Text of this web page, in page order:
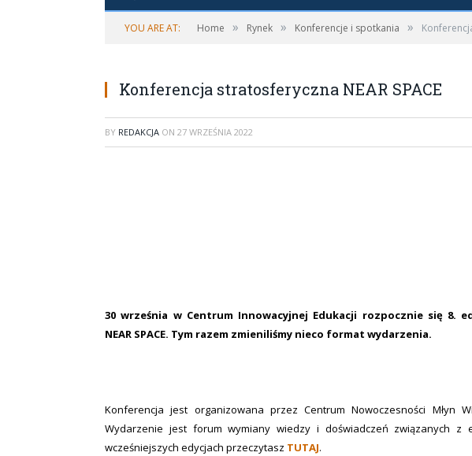
YOU ARE AT: Home » Rynek » Konferencje i spotkania »
Konferencja stratosferyczna NEAR SPACE
BY REDAKCJA ON 27 WRZEŚNIA 2022
30 września w Centrum Innowacyjnej Edukacji rozpocznie się 8.
NEAR SPACE. Tym razem zmieniliśmy nieco format wydarzenia.
Konferencja jest organizowana przez Centrum Nowoczesności Młyn
Wydarzenie jest forum wymiany wiedzy i doświadczeń związanych z
wcześniejszych edycjach przeczytasz TUTAJ.